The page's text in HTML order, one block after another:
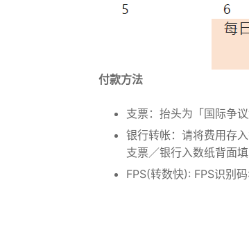
付款方法
支票：抬头为「国际争
银行转帐：请将费用存
支票／银行入数纸背面
FPS(转数快): FPS识别